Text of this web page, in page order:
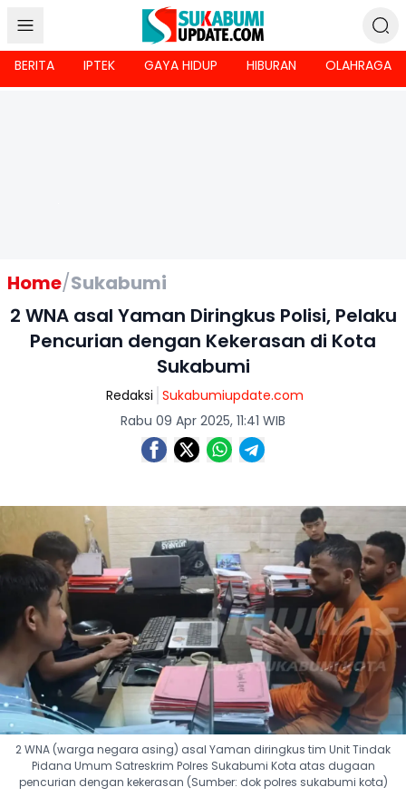
BERITA IPTEK GAYA HIDUP HIBURAN OLAHRAGA
Home/Sukabumi
2 WNA asal Yaman Diringkus Polisi, Pelaku
Pencurian dengan Kekerasan di Kota
Sukabumi
Redaksi Sukabumiupdate.com
Rabu 09 Apr 2025, 11:41 WIB
2 WNA (warga negara asing) asal Yaman diringkus tim Unit Tindak
Pidana Umum Satreskrim Polres Sukabumi Kota atas dugaan
pencurian dengan kekerasan (Sumber: dok polres sukabumi kota)